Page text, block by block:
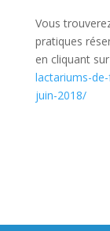
Vous
pratiques
en cliquant
lactariums-
juin-2018/